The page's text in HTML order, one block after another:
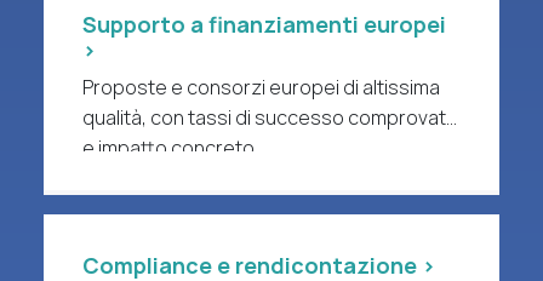
Supporto a finanziamenti europei
>
Proposte e consorzi europei di altissima
qualità, con tassi di successo comprovati
e impatto concreto.
Compliance e rendicontazione >